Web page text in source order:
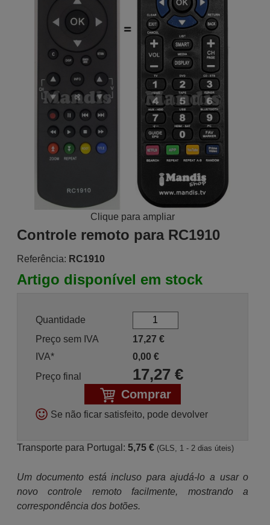
Clique para ampliar
Controle remoto para RC1910
Referência: RC1910
Artigo disponível em stock
Quantidade
Preço sem IVA
17,27 €
IVA*
0,00 €
Preço final
17,27€
Comprar
Se não ficar satisfeito, pode devolver
Transporte para Portugal: 5,75 € (GLS, 1 - 2 dias úteis)
Um documento está incluso para ajudá-lo a usar o
novo controle remoto facilmente, mostrando a
correspondência dos botões.